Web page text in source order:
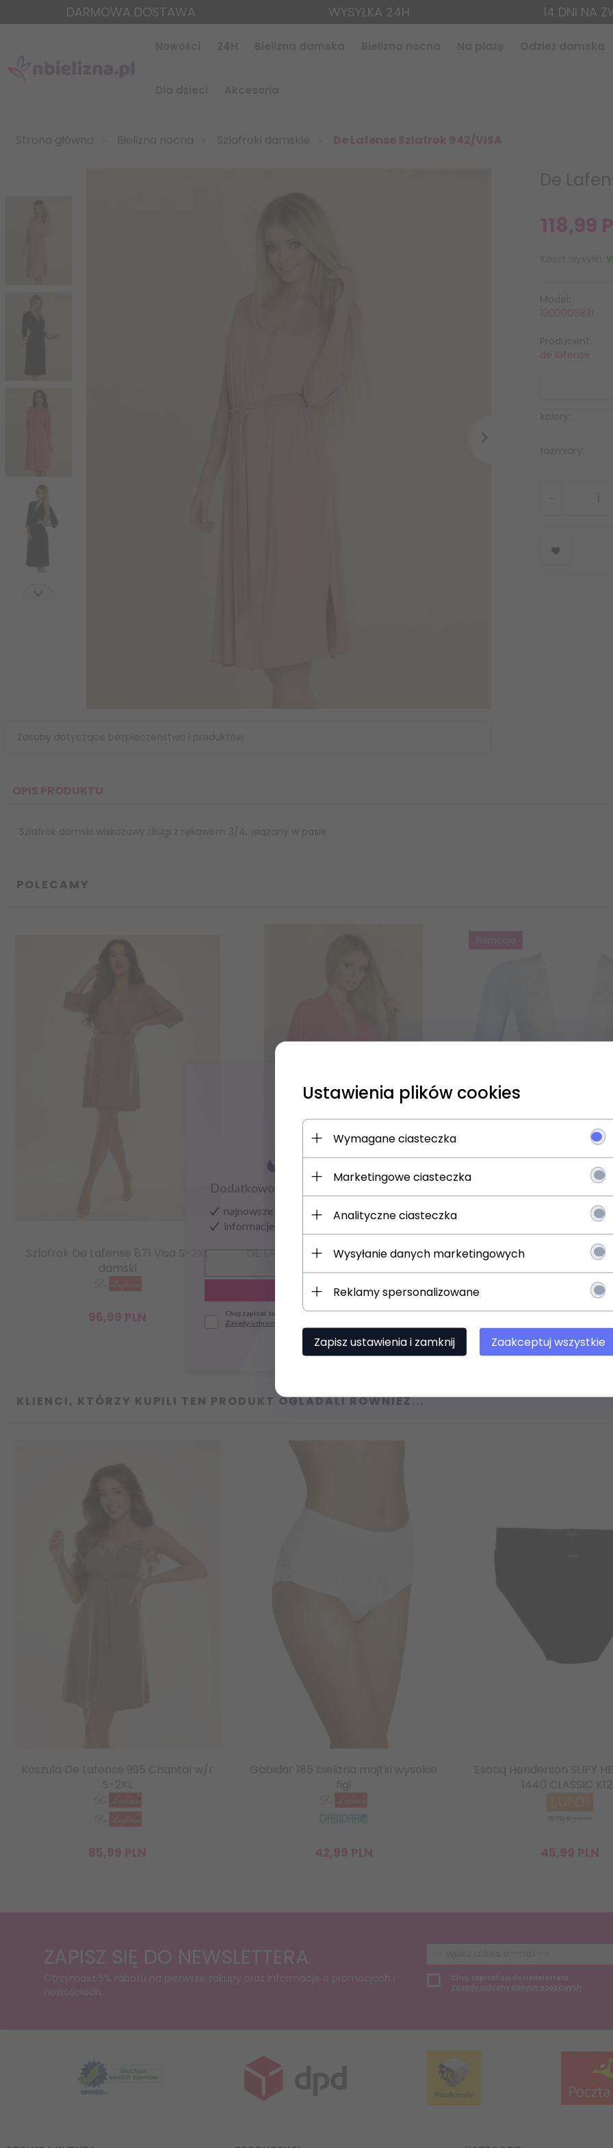
DARMOWA DOSTAWA WYSYŁKA 24H 14 DNI NA
Strona główna Bielizna nocna Szlafroki damskie De Lafense Szlafrok 942/VISA
Zasoby dotyczące bezpieczeństwa i produktów
De
118,99
Model:
1000006831
Producent:
de lafense
kolory:
rozmiary:
OPIS PRODUKTU
Szlafrok damski wiskozowy długi z rękawem 3/4, wiązany w pasie.
POLECAMY
Szlafrok De Lafense 871 Visa S-2XL
damski
96,99 PLN
DE LAFENSE Szlafrok_VISA_DR_544
126,
Promocja
Szlafrok Model 1358
WYSYŁKA 24H
96,99PLN
KLIENCI, KTÓRZY KUPILI TEN PRODUKT OGLADALI RÓWNIEŻ...
Koszula De Lafense 995 Chantal w/r
S-2XL
85,99 PLN
Gabidar 185 bielizna majtki wysokie
figi
42,99 PLN
Esotiq Henderson SLIPY
1440 CLASSIC
45,99 PLN
ZAPISZ SIĘ DO NEWSLETTERA
Otrzymasz 5% rabatu na pierwsze zakupy oraz informacje o promocjach i
nowościach.
Chcę zapisać się do newslettera.
Zasady ochrony danych osobowych
Ustawienia plików cookies
Wymagane ciasteczka
Marketingowe ciasteczka
Analityczne ciasteczka
Wysyłanie danych marketingowych
Reklamy spersonalizowane
Zapisz ustawienia i zamknij Zaakceptuj wszystkie
Zapisz się NA newsletter i odbierz
Dodatkowo zyskujesz:
najnowsze wieści o promocjach i rabatach
informacje o nowościach w ofercie
Zapisz się
Chcę zapisać się do newslettera.
Zasady ochrony danych osobowych